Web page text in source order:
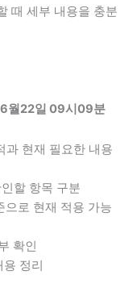
때 세부 내용을 충분
월22일 09시09분
과 현재 필요한 내용
할 항목 구분
로 현재 적용 가능
확인
정리